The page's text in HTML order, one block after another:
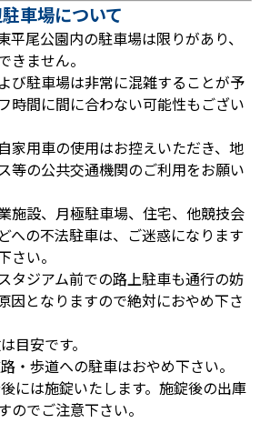
車場について
平尾公園内の駐車場は限りがあり、
きません。
び駐車場は非常に混雑することが予
時間に間に合わない可能性もござい
家用車の使用はお控えいただき、地
等の公共交通機関のご利用をお願い
施設、月極駐車場、住宅、他競技会
への不法駐車は、ご迷惑になります
さい。
タジアム前での路上駐車も通行の妨
因となりますので絶対におやめ下さ
目安です。
・歩道への駐車はおやめ下さい。
には施錠いたします。施錠後の出庫
のでご注意下さい。